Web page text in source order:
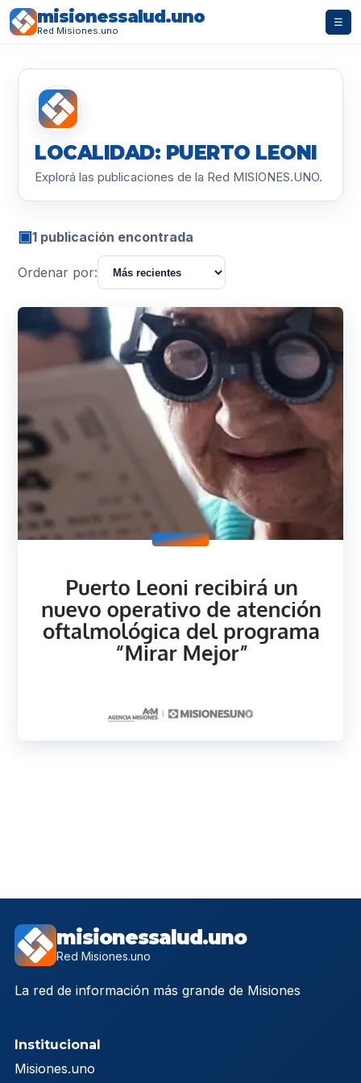
misionessalud.uno
Red Misiones.uno
☰
LOCALIDAD: PUERTO LEONI
Explorá las publicaciones de la Red MISIONES.UNO.
▣1 publicación encontrada
Ordenar por:
misionessalud.uno
Red Misiones.uno
La red de información más grande de Misiones
Institucional
Misiones.uno